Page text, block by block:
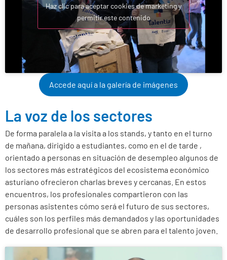
Haz clic para aceptar cookies de marketing y
permitir este contenido
Accede aquí a la galería de imágenes
La voz de los sectores
De forma paralela a la visita a los stands, y tanto en el turno
de mañana, dirigido a estudiantes, como en el de tarde ,
orientado a personas en situación de desempleo algunos de
los sectores más estratégicos del ecosistema económico
asturiano ofrecieron charlas breves y cercanas. En estos
encuentros, los profesionales compartieron con las
personas asistentes cómo será el futuro de sus sectores,
cuáles son los perfiles más demandados y las oportunidades
de desarrollo profesional que se abren para el talento joven.